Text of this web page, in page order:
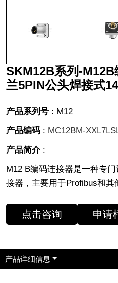
SKM12B系列-
兰5PIN公头焊接式
产品系列号 : M12
产品编码 : MC12BM-
产品简介:
M12 B编码连接器是一种专
接器，主要用于Profibus和其
点击咨询 申请
产品详细信息